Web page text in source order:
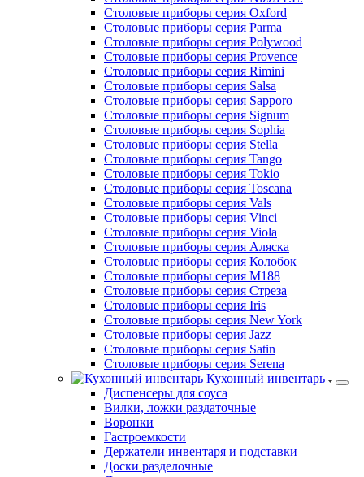
Столовые приборы серия Oxford
Столовые приборы серия Parma
Столовые приборы серия Polywood
Столовые приборы серия Provence
Столовые приборы серия Rimini
Столовые приборы серия Salsa
Столовые приборы серия Sapporo
Столовые приборы серия Signum
Столовые приборы серия Sophia
Столовые приборы серия Stella
Столовые приборы серия Tango
Столовые приборы серия Tokio
Столовые приборы серия Toscana
Столовые приборы серия Vals
Столовые приборы серия Vinci
Столовые приборы серия Viola
Столовые приборы серия Аляска
Столовые приборы серия Колобок
Столовые приборы серия М188
Столовые приборы серия Стреза
Столовые приборы серия Iris
Столовые приборы серия New York
Столовые приборы серия Jazz
Столовые приборы серия Satin
Столовые приборы серия Serena
Кухонный инвентарь
Диспенсеры для соуса
Вилки, ложки раздаточные
Воронки
Гастроемкости
Держатели инвентаря и подставки
Доски разделочные